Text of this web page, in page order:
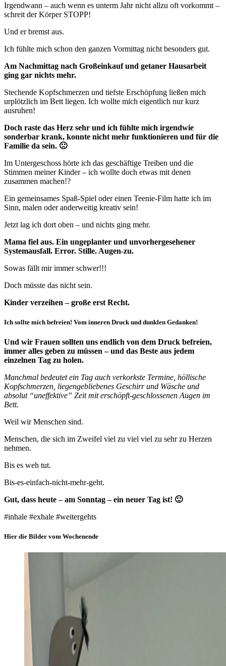
Irgendwann – auch wenn es unterm Jahr nicht allzu oft vorkommt –
schreit der Körper STOPP!
Und er bremst aus.
Ich fühlte mich schon den ganzen Vormittag nicht besonders gut.
Am Nachmittag nach Großeinkauf und getaner Hausarbeit
ging gar nichts mehr.
Stechende Kopfschmerzen und tiefste Erschöpfung ließen mich
urplötzlich im Bett liegen. Ich wollte mich eigentlich nur kurz
ausruhen!
Doch raste das Herz sehr und ich fühlte mich irgendwie
sonderbar krank, konnte nicht mehr funktionieren und für die
Familie da sein. 🙁
Im Untergeschoss hörte ich das geschäftige Treiben und die
Stimmen meiner Kinder – ich wollte doch etwas mit denen
zusammen machen!?
Ein gemeinsames Spaß-Spiel oder einen Teenie-Film hatte ich im
Sinn, malen oder anderweitig kreativ sein!
Jetzt lag ich dort oben – und nichts ging mehr.
Mama fiel aus. Ein ungeplanter und unvorhergesehener
Systemausfall. Error. Stille. Augen-zu.
Sowas fällt mir immer schwer!!!
Doch müsste das nicht sein.
Kinder verzeihen – große erst Recht.
Ich sollte mich befreien! Vom inneren Druck und dunklen Gedanken!
Und wir Frauen sollten uns endlich von dem Druck befreien,
immer alles geben zu müssen – und das Beste aus jedem
einzelnen Tag zu holen.
Manchmal bedeutet ein Tag auch verkorkste Termine, höllische
Kopfschmerzen, liegengebliebenes Geschirr und Wäsche und
absolut “uneffektive” Zeit mit erschöpft-geschlossenen Augen im
Bett.
Weil wir Menschen sind.
Menschen, die sich im Zweifel viel zu viel viel zu sehr zu Herzen
nehmen.
Bis es weh tut.
Bis-es-einfach-nicht-mehr-geht.
Gut, dass heute – am Sonntag – ein neuer Tag ist! 🙂
#inhale #exhale #weitergehts
Hier die Bilder vom Wochenende